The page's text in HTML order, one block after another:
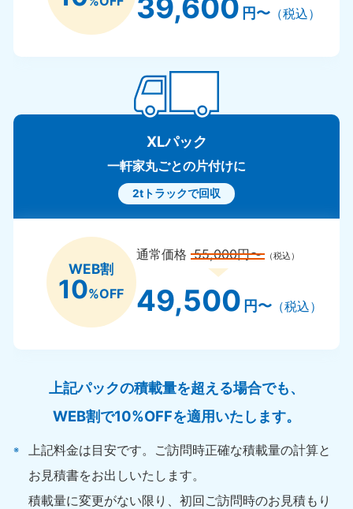
39,600 円〜（税込）
XLパック
一軒家丸ごとの片付けに
2tトラックで回収
WEB割
10%OFF
通常価格55,000円〜 （税込）
49,500 円〜（税込）
上記パックの積載量を超える場合でも、
WEB割で10%OFFを適用いたします。
上記料金は目安です。ご訪問時正確な積載量の計算と
お見積書をお出しいたします。
積載量に変更がない限り、初回ご訪問時のお見積もり